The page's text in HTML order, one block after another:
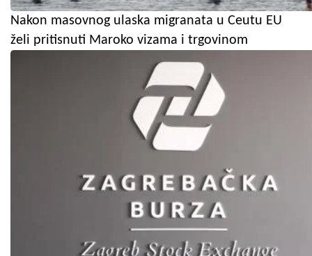
Nakon masovnog ulaska migranata u Ceutu EU
želi pritisnuti Maroko vizama i trgovinom